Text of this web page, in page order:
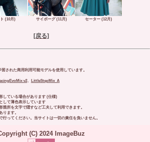
(10月) サイボーグ (11月) セーター (12月)
[戻る]
された商用利用可能モデルを使用しています。
v2、
LittleStepMix_A
ている場合があります (仕様)
て薄色表示しています
文字で隠すなど工夫して利用できます。
ます。
てください。当サイトは一切の責任を負いません。
(C) 2024 ImageBuz